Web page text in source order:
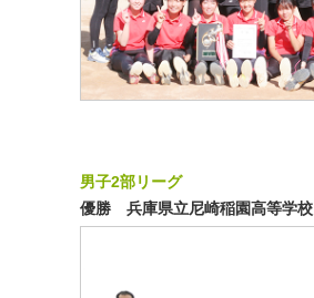
男子2部リーグ
優勝 兵庫県立尼崎稲園高等学校